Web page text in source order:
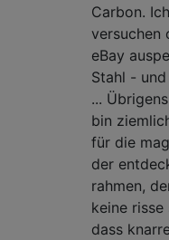
Carbon.
versuchen
eBay
Stahl -
...
bin
für die
der
rahmen,
keine
dass